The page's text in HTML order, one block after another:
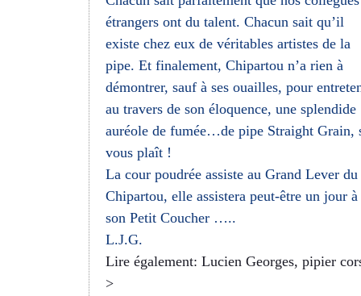
étrangers ont du talent. Chacun sait qu’il
existe chez eux de véritables artistes de la
pipe. Et finalement, Chipartou n’a rien à
démontrer, sauf à ses ouailles, pour
au travers de son éloquence, une splendide
auréole de fumée…de pipe Straight Grain,
vous plaît !
La cour poudrée assiste au Grand Lever
Chipartou, elle assistera peut-être un jour à
son Petit Coucher …..
L.J.G.
Lire également: Lucien Georges, pipier
>